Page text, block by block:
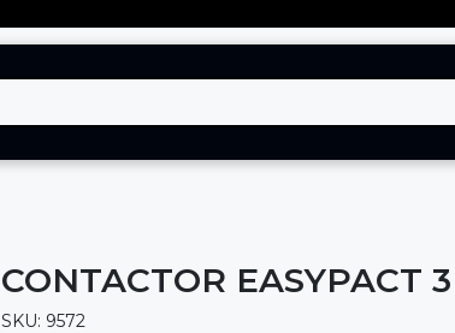
CONTACTOR EASYPACT
SKU: 9572